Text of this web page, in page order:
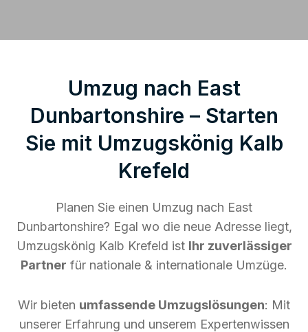
Umzug nach East
Dunbartonshire – Starten
Sie mit Umzugskönig Kalb
Krefeld
Planen Sie einen Umzug nach East
Dunbartonshire? Egal wo die neue Adresse liegt,
Umzugskönig Kalb Krefeld ist Ihr zuverlässiger
Partner für nationale & internationale Umzüge.
Wir bieten umfassende Umzugslösungen: Mit
unserer Erfahrung und unserem Expertenwissen